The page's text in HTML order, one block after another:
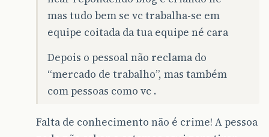
mas tudo bem se vc trabalha-se em
equipe coitada da tua equipe né cara
Depois o pessoal não reclama do
“mercado de trabalho”, mas também
com pessoas como vc .
Falta de conhecimento não é crime! A pessoa